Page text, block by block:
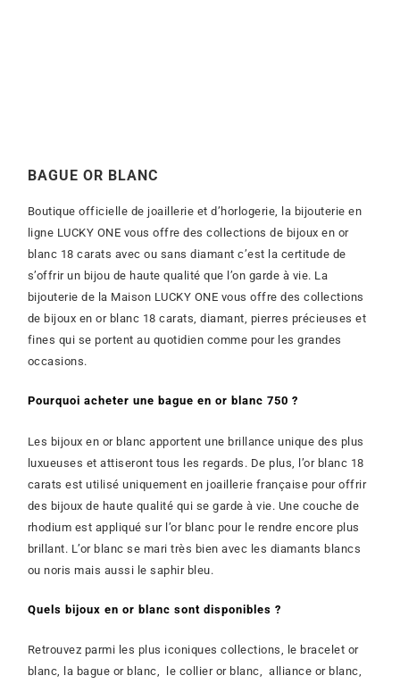
BAGUE OR BLANC
Boutique officielle de joaillerie et d’horlogerie, la bijouterie en
ligne LUCKY ONE vous offre des collections de bijoux en or
blanc 18 carats avec ou sans diamant c’est la certitude de
s’offrir un bijou de haute qualité que l’on garde à vie. La
bijouterie de la Maison LUCKY ONE vous offre des collections
de bijoux en or blanc 18 carats, diamant, pierres précieuses et
fines qui se portent au quotidien comme pour les grandes
occasions.
Pourquoi acheter une bague en or blanc 750 ?
Les bijoux en or blanc apportent une brillance unique des plus
luxueuses et attiseront tous les regards. De plus, l’or blanc 18
carats est utilisé uniquement en joaillerie française pour offrir
des bijoux de haute qualité qui se garde à vie. Une couche de
rhodium est appliqué sur l’or blanc pour le rendre encore plus
brillant. L’or blanc se mari très bien avec les diamants blancs
ou noris mais aussi le saphir bleu.
Quels bijoux en or blanc sont disponibles ?
Retrouvez parmi les plus iconiques collections, le bracelet or
blanc, la bague or blanc, le collier or blanc, alliance or blanc,